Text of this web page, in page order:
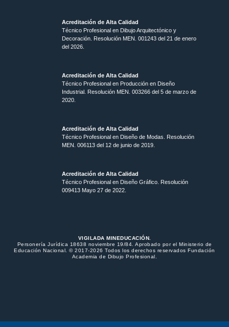
Acreditación de Alta Calidad
Técnico Profesional en Dibujo Arquitectónico y
Decoración. Resolución MEN. 001243 del 21 de enero
del 2026.
Acreditación de Alta Calidad
Técnico Profesional en Producción en Diseño
Industrial. Resolución MEN. 003266 del 5 de marzo de
2020.
Acreditación de Alta Calidad
Técnico Profesional en Diseño de Modas. Resolución
MEN. 006113 del 12 de junio de 2019.
Acreditación de Alta Calidad
Técnico Profesional en Diseño Gráfico. Resolución
009413 Mayo 27 de 2022.
VIGILADA MINEDUCACIÓN.
Personería Jurídica 18638 noviembre 19/84. Aprobado por el Ministerio de
Educación Nacional. © 2017-2026 Todos los derechos reservados Fundación
Academia de Dibujo Profesional.